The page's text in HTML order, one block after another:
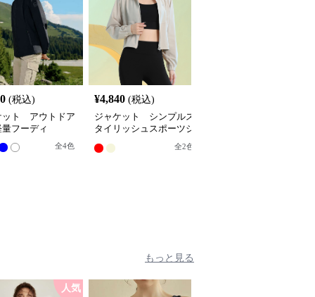
(税込)
ット アウトドア
フーディ
全4色
¥4,840 (税込)
ジャケット シンプルス
タイリッシュスポーツジ
全2色
もっと見る
人気